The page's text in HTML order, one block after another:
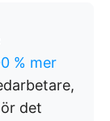
% mer
det